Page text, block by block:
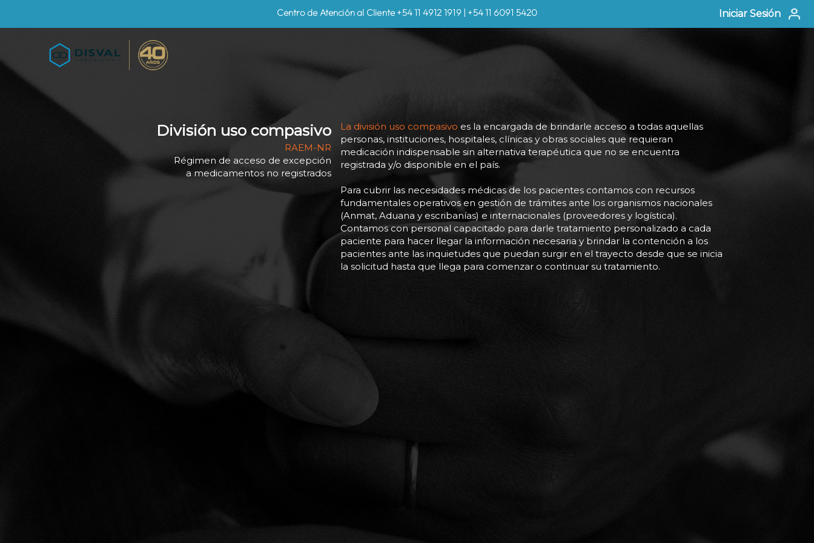
Iniciar Sesión
Centro de Atención al Cliente +54 11 4912 1919 | +54 11 6091 5420
División uso compasivo
RAEM-NR
Régimen de acceso de excepción
a medicamentos no registrados
La división uso compasivo es la encargada de brindarle acceso a todas aquellas
personas, instituciones, hospitales, clínicas y obras sociales que requieran
medicación indispensable sin alternativa terapéutica que no se encuentra
registrada y/o disponible en el país.
Para cubrir las necesidades médicas de los pacientes contamos con recursos
fundamentales operativos en gestión de trámites ante los organismos nacionales
(Anmat, Aduana y escribanías) e internacionales (proveedores y logística).
Contamos con personal capacitado para darle tratamiento personalizado a cada
paciente para hacer llegar la información necesaria y brindar la contención a los
pacientes ante las inquietudes que puedan surgir en el trayecto desde que se inicia
la solicitud hasta que llega para comenzar o continuar su tratamiento.